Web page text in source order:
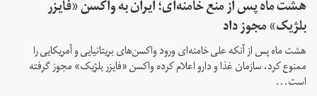
هشت ماه پس از منع خامنه‌ای؛ ایران به واکسن «فایزر
بلژیک» مجوز داد
هشت ماه پس از آنکه علی خامنه‌ای ورود واکسن‌های بریتانیایی و آمریکایی را
ممنوع کرد، سازمان غذا و دارو اعلام کرده واکسن «فایزر بلژیک» مجوز گرفته
است...